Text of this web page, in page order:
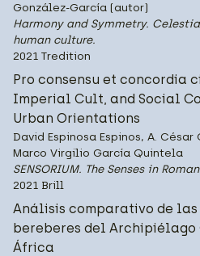
González-García (autor)
Harmony and Symmetry.
human culture.
2021 Tredition
Pro consensu et concordia
Imperial Cult, and Social
Urban Orientations
David Espinosa Espinos, A.
Marco Virgilio García Quintela
SENSORIUM. The Senses in
2021 Brill
Análisis comparativo de
bereberes del Archipiélago
África